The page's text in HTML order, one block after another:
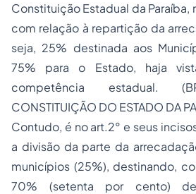
Constituição Estadual da Paraíba,
com relação à repartição da
seja, 25% destinada aos
75% para o Estado, haja
competência estadual.
CONSTITUIÇÃO DO ESTADO DA
Contudo, é no art.2° e seus
a divisão da parte da
municípios (25%), destinando,
70% (setenta por cento)